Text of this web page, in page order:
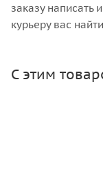
заказу
курьеру вас
С этим